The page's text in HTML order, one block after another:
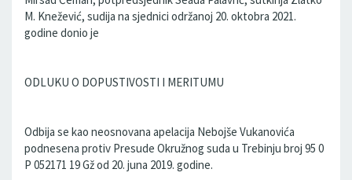
M. Knežević, sudija na sjednici održanoj 20. oktobra 2021.
godine donio je
ODLUKU O DOPUSTIVOSTI I MERITUMU
Odbija se kao neosnovana apelacija Nebojše Vukanovića
podnesena protiv Presude Okružnog suda u Trebinju broj 95 0
P 052171 19 Gž od 20. juna 2019. godine.